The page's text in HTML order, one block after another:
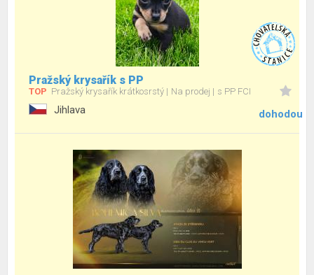
Pražský krysařík s PP
TOP Pražský krysařík krátkosrstý Na prodej s PP FCI
Jihlava dohodou